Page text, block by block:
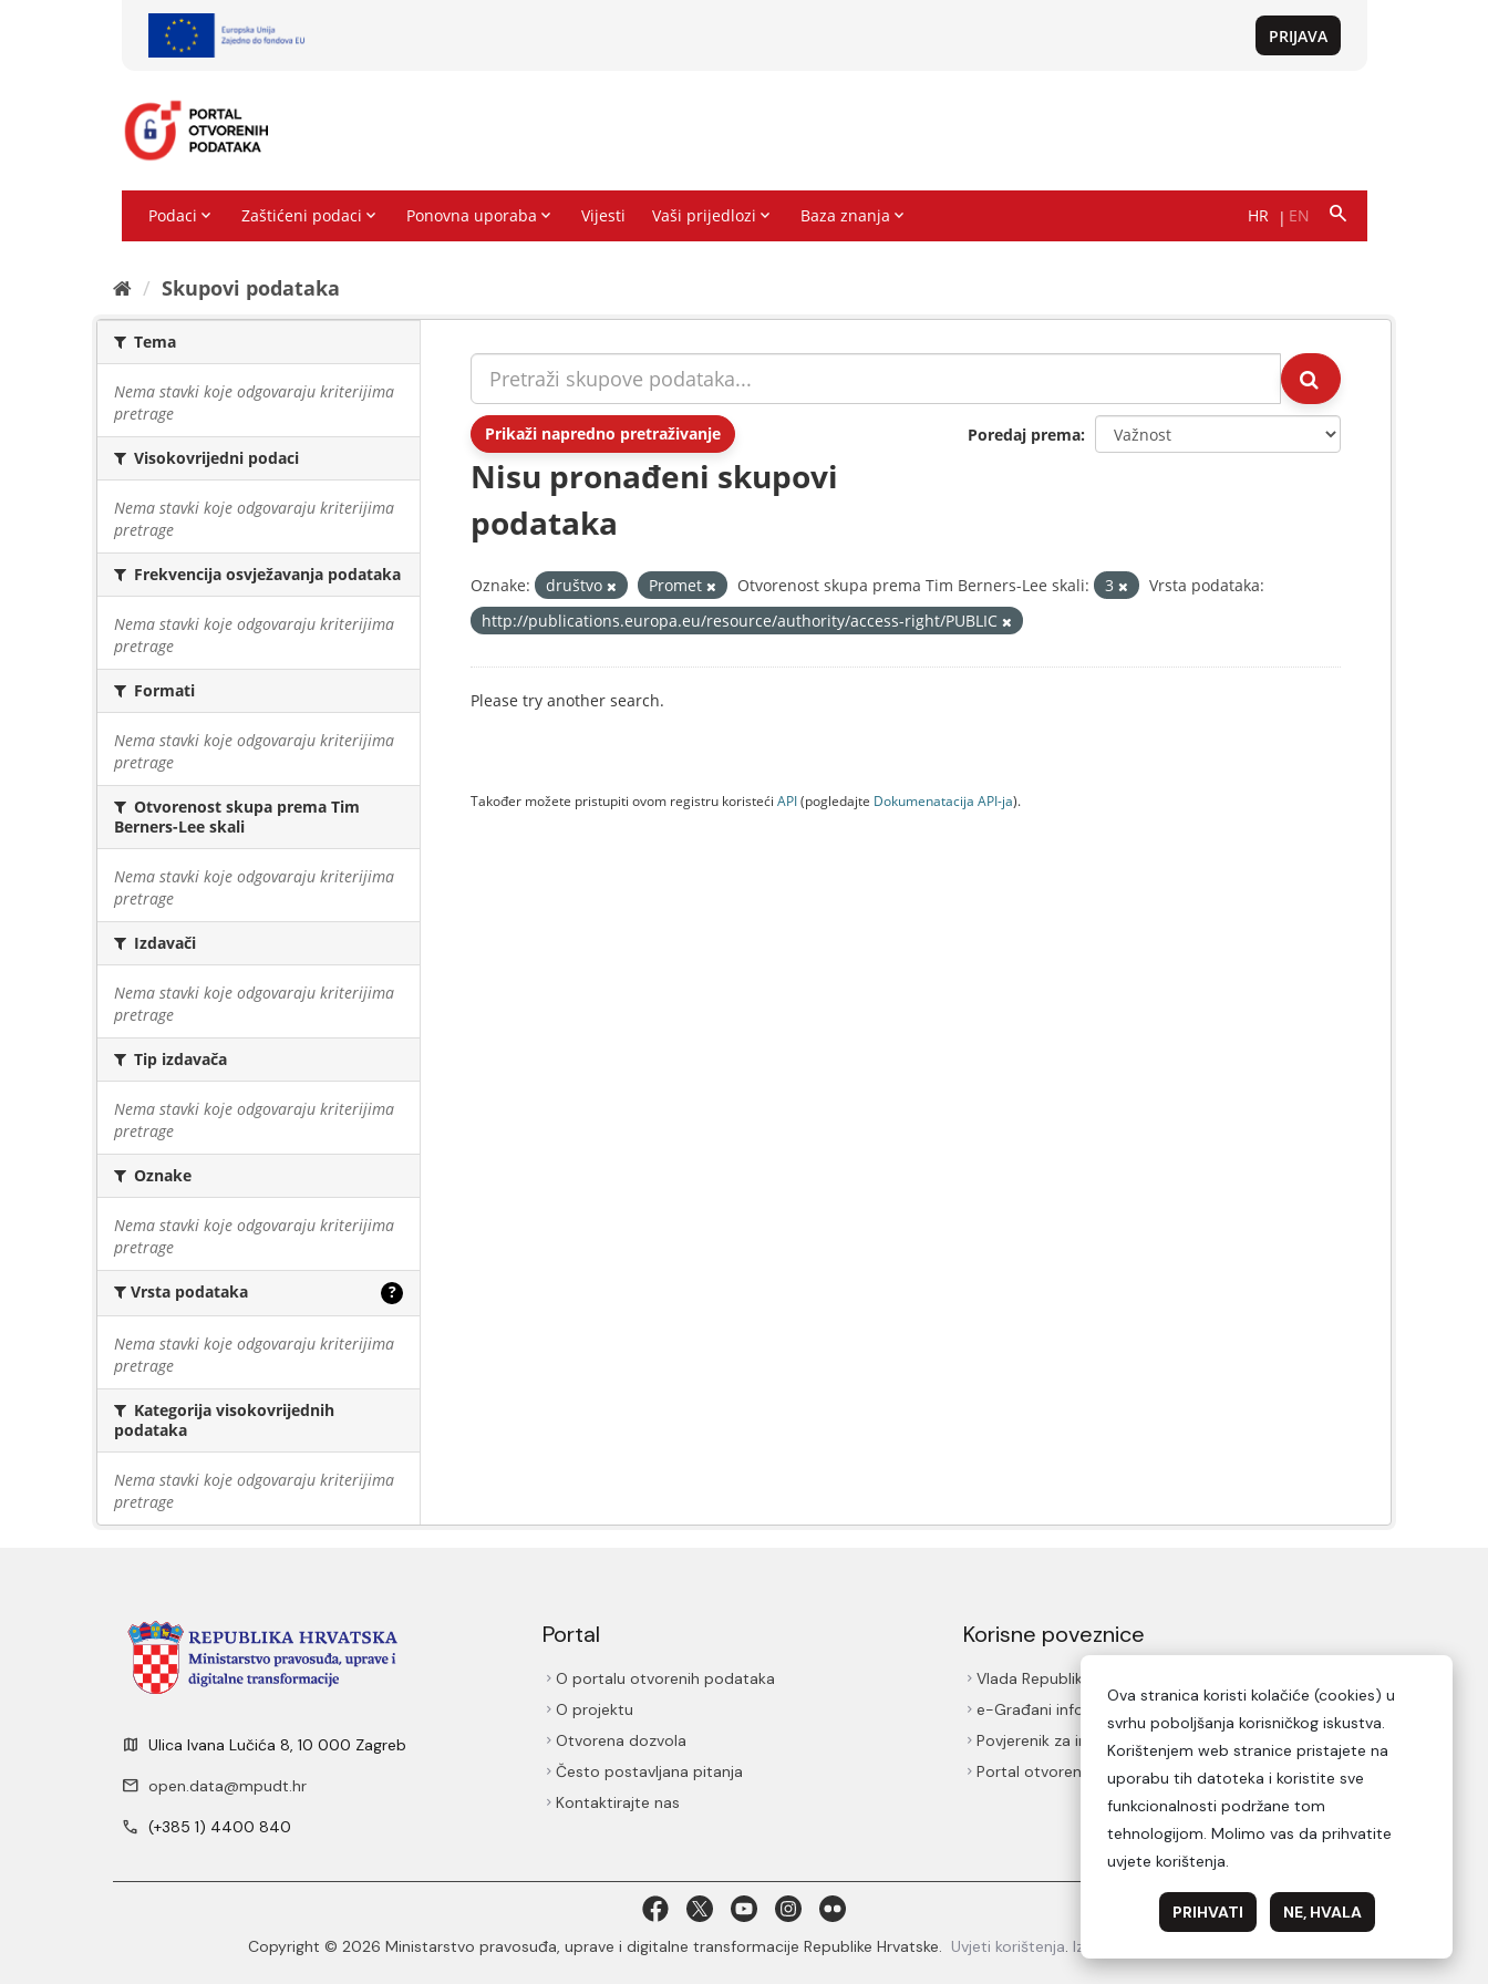
Skupovi podаtаkа
Tema
Nema stavki koje odgovaraju kriterijima
pretrage
Visokovrijedni podaci
Nema stavki koje odgovaraju kriterijima
pretrage
Frekvencija osvježavanja podataka
Nema stavki koje odgovaraju kriterijima
pretrage
Formati
Nema stavki koje odgovaraju kriterijima
pretrage
Otvorenost skupa prema Tim
Berners-Lee skali
Nema stavki koje odgovaraju kriterijima
pretrage
Izdavači
Nema stavki koje odgovaraju kriterijima
pretrage
Tip izdavača
Nema stavki koje odgovaraju kriterijima
pretrage
Oznake
Nema stavki koje odgovaraju kriterijima
pretrage
Vrsta podataka ?
Nema stavki koje odgovaraju kriterijima
pretrage
Kategorija visokovrijednih
podataka
Nema stavki koje odgovaraju kriterijima
pretrage
Prikaži napredno pretraživanje Poredaj prema
Nisu pronađeni skupovi
podataka
Oznake: društvo Promet Otvorenost skupa prema Tim Berners-Lee skali: 3
Vrsta podataka:
http://publications.europa.eu/resource/authority/access-right/PUBLIC
Please try another search.
Također možete pristupiti ovom registru koristeći API(pogledajte Dokumenаtаcijа API-jа).